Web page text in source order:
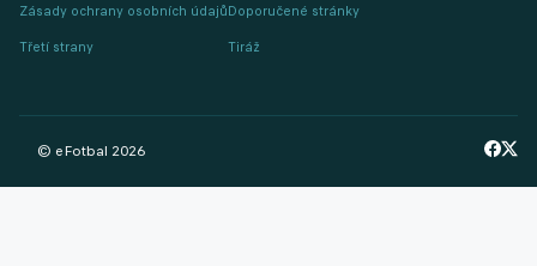
Zásady ochrany osobních údajů
Třetí strany
Doporučené stránky
Tiráž
© eFotbal 2026